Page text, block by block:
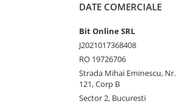
DATE COMERCIALE
Bit Online SRL
J2021017368408
RO 19726706
Strada Mihai Eminescu, Nr.
121, Corp B
Sector 2, Bucuresti